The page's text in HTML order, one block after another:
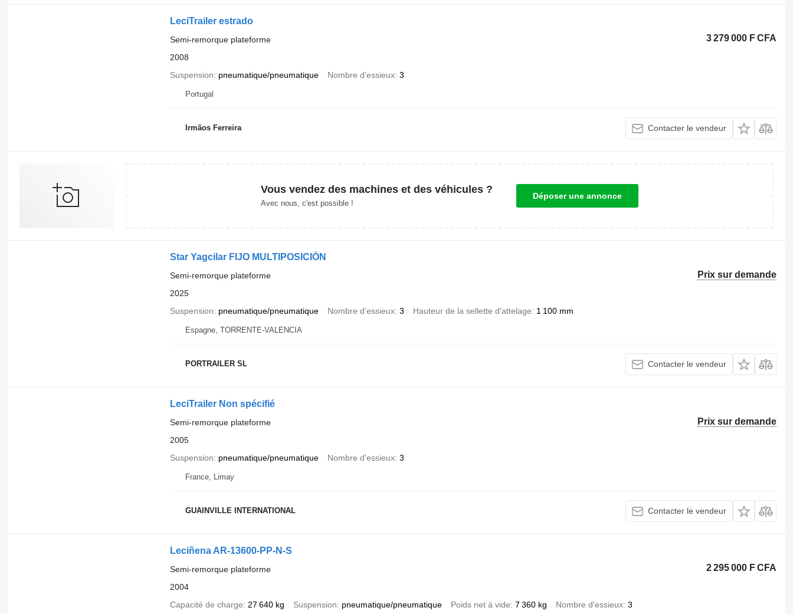
LeciTrailer estrado
3 279 000 F CFA
Semi-remorque plateforme
2008
Suspension
pneumatique/pneumatique Nombre d'essieux 3
Portugal
Irmãos Ferreira Contacter le vendeur
Vous vendez des machines et des véhicules ?
Avec nous, c'est possible !
Déposer une annonce
Star Yagcilar FIJO MULTIPOSICIÓN
Prix sur demande
Semi-remorque plateforme
2025
Suspension
pneumatique/pneumatique Nombre d'essieux 3 Hauteur de la sellette d'attelage 1 100 mm
Espagne, TORRENTE-VALENCIA
PORTRAILER SL Contacter le vendeur
LeciTrailer Non spécifié
Prix sur demande
Semi-remorque plateforme
2005
Suspension
pneumatique/pneumatique Nombre d'essieux 3
France, Limay
GUAINVILLE INTERNATIONAL Contacter le vendeur
Leciñena AR-13600-PP-N-S
2 295 000 F CFA
Semi-remorque plateforme
2004
Capacité de charge
27 640 kg Suspension pneumatique/pneumatique Poids net à vide 7 360 kg Nombre d'essieux 3